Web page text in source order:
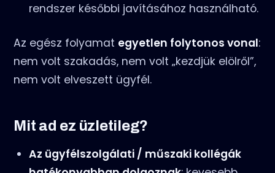
rendszer későbbi javításához használható.
Az egész folyamat egyetlen folytonos vonal:
nem volt szakadás, nem volt „kezdjük elölről”,
nem volt elveszett ügyfél.
Mit ad ez üzletileg?
Az ügyfélszolgálati / műszaki kollégák